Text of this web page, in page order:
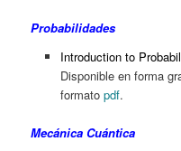
Probabilidades
Introduction to
Disponible en forma
formato pdf.
Mecánica Cuántica